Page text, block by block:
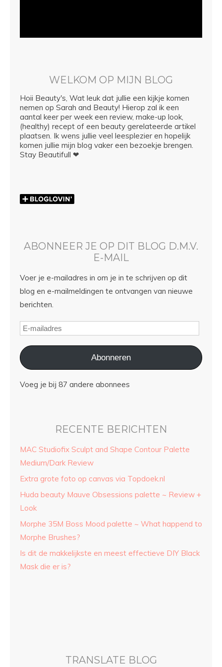
WELKOM OP MIJN BLOG
Hoii Beauty's, Wat leuk dat jullie een kijkje komen
nemen op Sarah and Beauty! Hierop zal ik een
aantal keer per week een review, make-up look,
(healthy) recept of een beauty gerelateerde artikel
plaatsen. Ik wens jullie veel leesplezier en hopelijk
komen jullie mijn blog vaker een bezoekje brengen.
Stay Beautifull ❤
ABONNEER JE OP DIT BLOG D.M.V.
E-MAIL
Voer je e-mailadres in om je in te schrijven op dit
blog en e-mailmeldingen te ontvangen van nieuwe
berichten.
Abonneren
Voeg je bij 87 andere abonnees
RECENTE BERICHTEN
MAC Studiofix Sculpt and Shape Contour Palette
Medium/Dark Review
Extra grote foto op canvas via Topdoek.nl
Huda beauty Mauve Obsessions palette ~ Review +
Look
Morphe 35M Boss Mood palette ~ What happend to
Morphe Brushes?
Is dit de makkelijkste en meest effectieve DIY Black
Mask die er is?
TRANSLATE BLOG